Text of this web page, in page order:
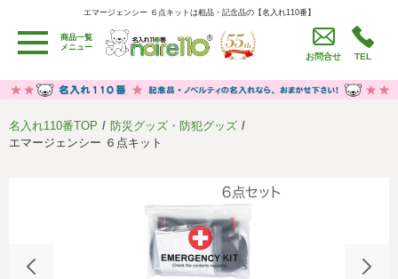
エマージェンシー ６点キットは粗品・記念品の【名入れ110番】
エマージェンシー ６点キットは粗品・記念品の【名入れ110番】
商品一覧
メニュー
お問合せ TEL
用途別カテゴリ
卒園・卒業記念品
労働組合・設立記念・周年記念
うちわ・扇子・ファン
イベント・パーティーグッズ
セール品グッズ
名入れについて
名入れ110番TOP
防災グッズ・防犯グッズ
エマージェンシー ６点キット